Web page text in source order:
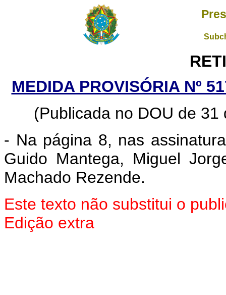
MEDIDA PROVISÓRIA Nº
(Publicada no DOU de
- Na página 8, nas
Guido Mantega, Miguel
Machado Rezende.
Este texto não substitui o
Edição extra